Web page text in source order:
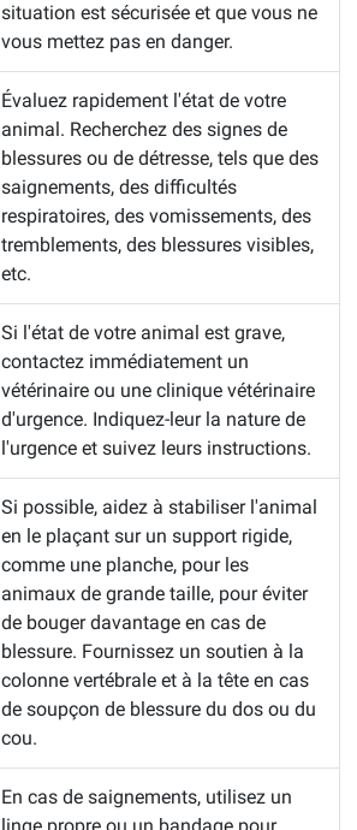
situation est sécurisée et que vous ne
vous mettez pas en danger.
Évaluez rapidement l'état de votre
animal. Recherchez des signes de
blessures ou de détresse, tels que des
saignements, des difficultés
respiratoires, des vomissements, des
tremblements, des blessures visibles,
etc.
Si l'état de votre animal est grave,
contactez immédiatement un
vétérinaire ou une clinique vétérinaire
d'urgence. Indiquez-leur la nature de
l'urgence et suivez leurs instructions.
Si possible, aidez à stabiliser l'animal
en le plaçant sur un support rigide,
comme une planche, pour les
animaux de grande taille, pour éviter
de bouger davantage en cas de
blessure. Fournissez un soutien à la
colonne vertébrale et à la tête en cas
de soupçon de blessure du dos ou du
cou.
En cas de saignements, utilisez un